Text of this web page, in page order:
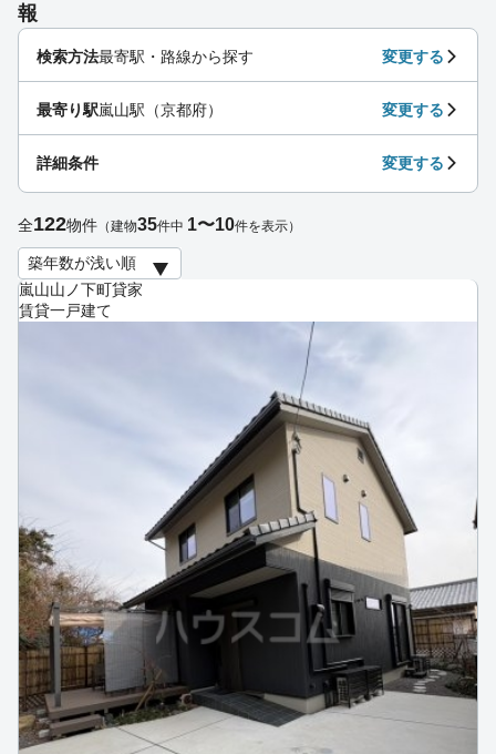
報
嵐山山ノ下町貸家
賃貸一戸建て
検索方法最寄駅・路線から探す 変更する
最寄り駅嵐山駅（京都府） 変更する
詳細条件 変更する
全122物件 （建物35件中 1〜10件を表示）